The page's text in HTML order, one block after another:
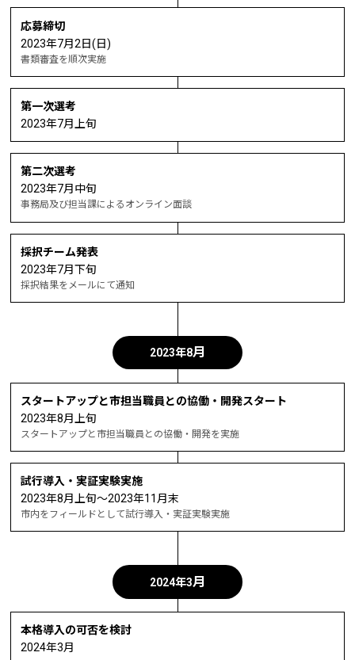
応募締切
2023年7月2日(日)
書類審査を順次実施
第一次選考
2023年7月上旬
第二次選考
2023年7月中旬
事務局及び担当課によるオンライン面談
採択チーム発表
2023年7月下旬
採択結果をメールにて通知
2023年8月
スタートアップと市担当職員との協働・開発スタート
2023年8月上旬
スタートアップと市担当職員との協働・開発を実施
試行導入・実証実験実施
2023年8月上旬〜2023年11月末
市内をフィールドとして試行導入・実証実験実施
2024年3月
本格導入の可否を検討
2024年3月